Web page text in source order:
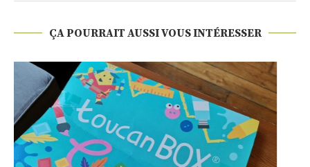
ÇA POURRAIT AUSSI VOUS INTÉRESSER